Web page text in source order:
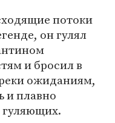
потоки
он гулял
и бросил в
ожиданиям,
и плавно
гуляющих.